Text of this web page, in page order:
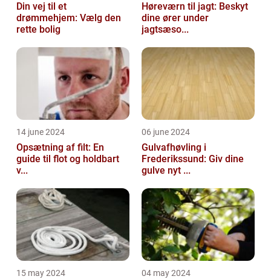
Din vej til et
drømmehjem: Vælg den
rette bolig
Høreværn til jagt: Beskyt
dine ører under
jagtsæso...
14 june 2024
Opsætning af filt: En
guide til flot og holdbart
v...
06 june 2024
Gulvafhøvling i
Frederikssund: Giv dine
gulve nyt ...
15 may 2024 04 may 2024